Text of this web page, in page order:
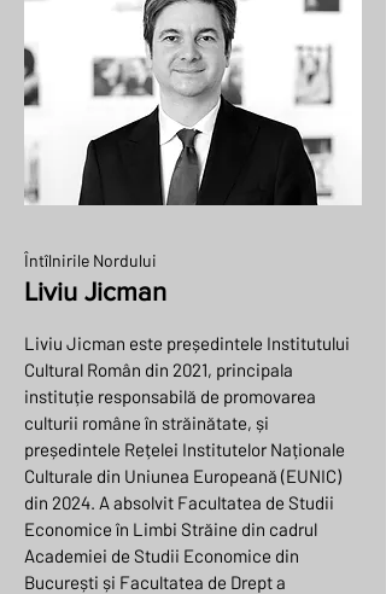
Întîlnirile Nordului
Liviu Jicman
Liviu Jicman este președintele Institutului
Cultural Român din 2021, principala
instituție responsabilă de promovarea
culturii române în străinătate, și
președintele Rețelei Institutelor Naționale
Culturale din Uniunea Europeană (EUNIC)
din 2024. A absolvit Facultatea de Studii
Economice în Limbi Străine din cadrul
Academiei de Studii Economice din
București și Facultatea de Drept a